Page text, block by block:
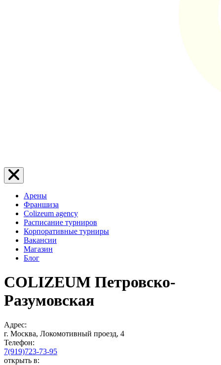
Арены
Франшиза
Colizeum agency
Расписание турниров
Корпоративные турниры
Вакансии
Магазин
Блог
COLIZEUM Петровско-
Разумовская
Адрес:
г. Москва, Локомотивный проезд, 4
Телефон:
7(919)723-73-95
открыть в: